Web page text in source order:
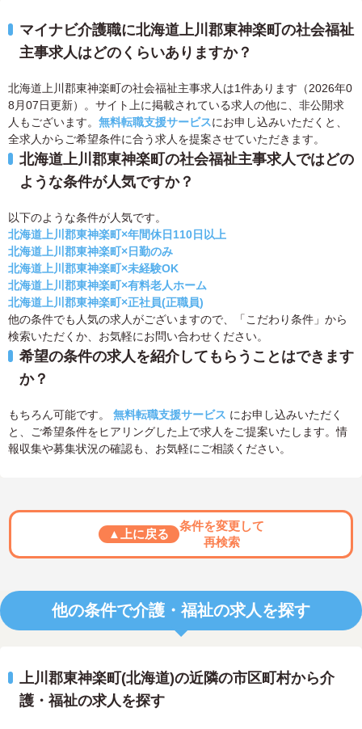
マイナビ介護職に北海道上川郡東神楽町の社会福祉
主事求人はどのくらいありますか？
北海道上川郡東神楽町の社会福祉主事求人は1件あります（2026年0
8月07日更新）。サイト上に掲載されている求人の他に、非公開求
人もございます。 無料転職支援サービスにお申し込みいただくと、
全求人からご希望条件に合う求人を提案させていただきます。
北海道上川郡東神楽町の社会福祉主事求人ではどの
ような条件が人気ですか？
以下のような条件が人気です。
北海道上川郡東神楽町×年間休日110日以上
北海道上川郡東神楽町×日勤のみ
北海道上川郡東神楽町×未経験OK
北海道上川郡東神楽町×有料老人ホーム
北海道上川郡東神楽町×正社員(正職員)
他の条件でも人気の求人がございますので、「こだわり条件」から
検索いただくか、お気軽にお問い合わせください。
希望の条件の求人を紹介してもらうことはできます
か？
もちろん可能です。 無料転職支援サービス にお申し込みいただく
と、ご希望条件をヒアリングした上で求人をご提案いたします。情
報収集や募集状況の確認も、お気軽にご相談ください。
▲上に戻る
条件を変更して
再検索
他の条件で介護・福祉の求人を探す
上川郡東神楽町(北海道)の近隣の市区町村から介
護・福祉の求人を探す